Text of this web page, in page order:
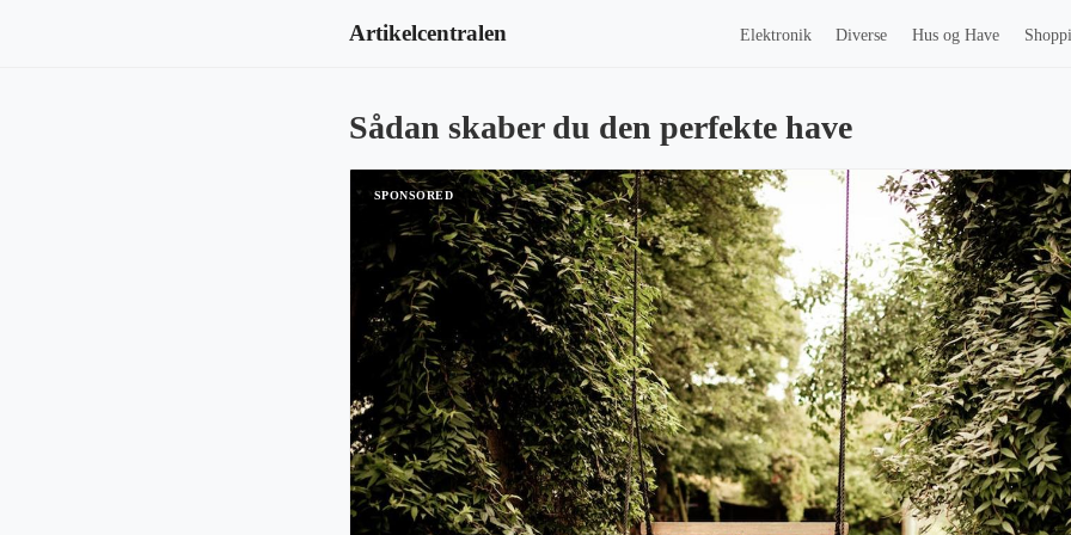
Artikelcentralen Elektronik Diverse Hus og Have
Sådan skaber du den perfekte have